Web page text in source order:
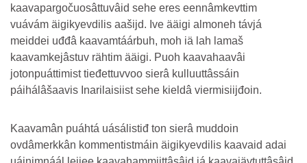
kaavapargočuosâttuvâid sehe eres eennâmkevttim
vuávám äigikyevdilis aašijd. Ive ääigi almoneh távjá
meiddei uđđâ kaavamtáárbuh, moh iä lah lamaš
kaavamkejâstuv rähtim ääigi. Puoh kaavahaavâi
jotonpuáttimist tieđettuvvoo sierâ kulluuttâssáin
páihálâšaavis Inarilaisiist sehe kieldâ viermisiijđoin.
Kaavamân puáhtá uásálistiđ ton sierâ muddoin
ovdâmerkkân kommentistmáin äigikyevdilis kaavaid adai